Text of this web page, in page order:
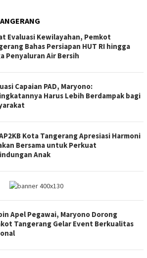
Evaluasi Kewilayahan, Pemkot
Bahas Persiapan HUT RI hingga
Penyaluran Air Bersih
Capaian PAD, Maryono:
Harus Lebih Berdampak bagi
Kota Tangerang Apresiasi Harmoni
Bersama untuk Perkuat
Anak
Apel Pegawai, Maryono Dorong
Tangerang Gelar Event Berkualitas